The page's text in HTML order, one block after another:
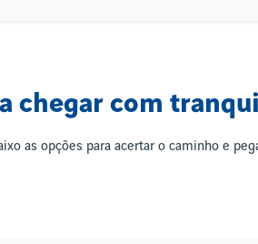
chegar com
as opções para acertar o caminho e